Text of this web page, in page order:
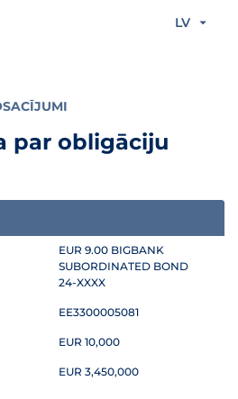
LV
par obligāciju
obligācijas piedāvājumu
EUR 9.00 BIGBANK
SUBORDINATED BOND
24-XXXX
EE3300005081
EUR 10,000
EUR 3,450,000